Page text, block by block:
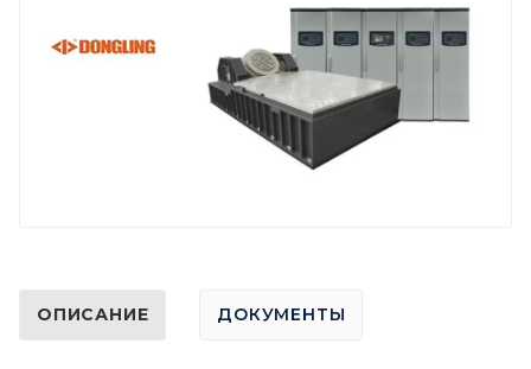
ОПИСАНИЕ ДОКУМЕНТЫ